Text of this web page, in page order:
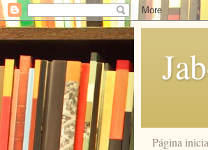
Página